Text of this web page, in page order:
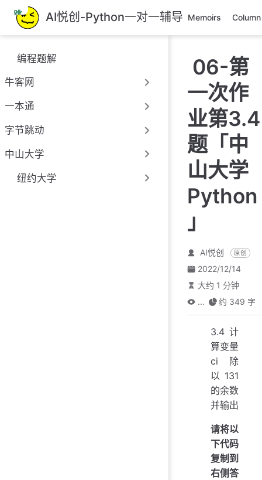
跳
至
主
要
內
容
AI悦创-Python一对一辅导 Memoirs Column
编程题解
牛客网
一本通
字节跳动
中山大学
纽约大学
06-第
一次作
业第3.4
题「中
山大学
Python
」
AI悦创 原创
2022/12/14
大约 1 分钟
...
约 349 字
3.4 计
算变量
ci 除
以 131
的余数
并输出
请将以
下代码
复制到
右侧答